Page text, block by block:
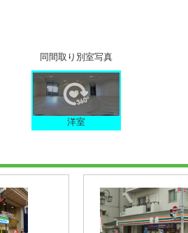
同間取り別室写真
洋室